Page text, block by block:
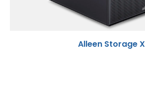
Alleen Storage X